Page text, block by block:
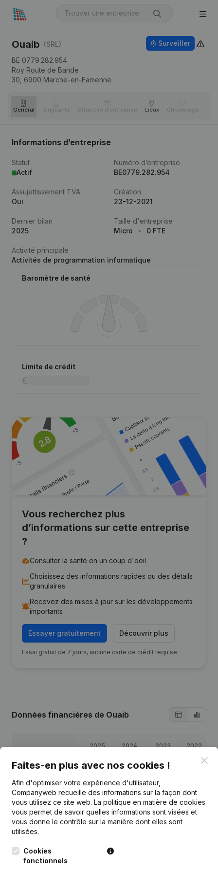
Ouaib (SRL)
BE 0779.282.954
Roy Route de Bande
30, 6900 Marche-en-Famenne
Surveiller
Général Dirigeants Structure d'entreprise Lieux Chronologie
Informations d’entreprise
Statut
Actif
Numéro d’entreprise
BE0779.282.954
Assujettissement TVA
Oui
Création
23-12-2021
Dernier bilan
2025
Taille d'entreprise
Micro
0 FTE
Activité principale
Activités de programmation informatique
Baromètre de santé
Limite de crédit
Vous recherchez plus
d’informations sur cette entreprise
?
Consulter la santé en un coup d'oeil
Choisissez des informations rapides ou des détails
granulaires
Recevez des mises à jour sur les développements
importants
Essayer gratuitement Découvrir plus
Essai gratuit de 7 jours, aucune carte de crédit requise.
Données financières de Ouaib
2025 2024 2023 2022
Bénéfices/pertes € 4 400 € 336 €584
Capitaux propres € 12 431 €8 031 € 7 694 €7 111
Marge brute 8 269 € 1 525 €
Faites-en plus avec nos cookies !
Afin d'optimiser votre expérience d'utilisateur,
Companyweb recueille des informations sur la façon dont
vous utilisez ce site web. La politique en matière de cookies
vous permet de savoir quelles informations sont visées et
vous donne le contrôle sur la manière dont elles sont
utilisées.
Cookies
fonctionnels